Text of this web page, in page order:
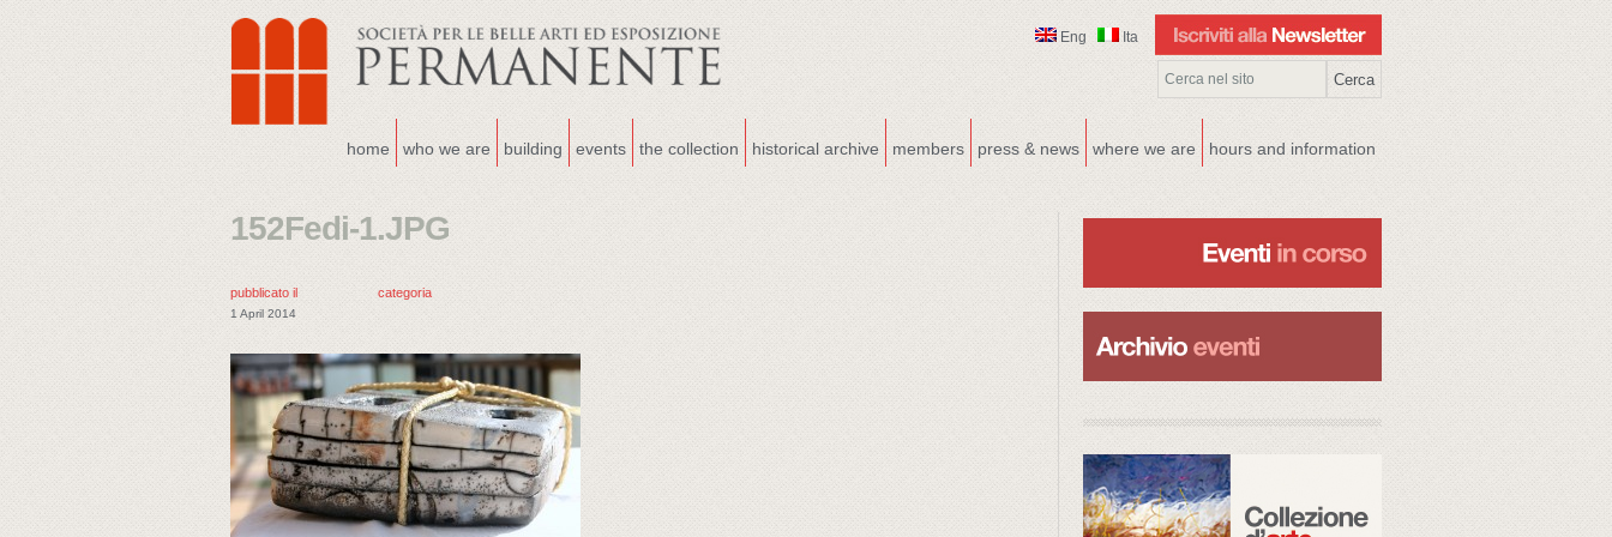
Eng Ita
home who we are building events the collection historical archive members press & news where we are hours and information
152Fedi-1.JPG
pubblicato il
1 April 2014
categoria